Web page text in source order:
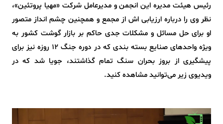
رئیس هیئت مدیره این انجمن و مدیرعامل شرکت «مهیا پروتئین»،
نظر وی را درباره ارزیابی اش از مجمع و همچنین چشم انداز متصور
او برای حل مسائل و مشکلات جدی حاکم بر بازار گوشت کشور به
ویژه واحدهای صنایع بسته بندی که در دوره جنگ ۱۲ روزه نیز برای
پیشگیری از بروز بحران سنگ تمام گذاشتند، جویا شد که در
ویدیوی زیر می‌توانید مشاهده کنید.